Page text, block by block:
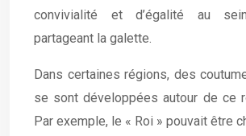
convivialité et d’égalité au
partageant la galette.
Dans certaines régions, des
se sont développées autour de ce
Par exemple, le « Roi » pouvait être